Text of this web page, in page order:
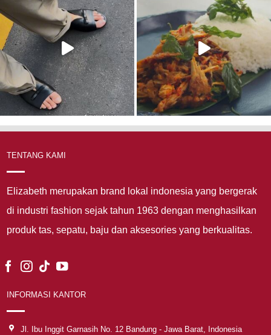
TENTANG KAMI
Elizabeth merupakan brand lokal indonesia yang bergerak
di industri fashion sejak tahun 1963 dengan menghasilkan
produk tas, sepatu, baju dan aksesories yang berkualitas.
INFORMASI KANTOR
Jl. Ibu Inggit Garnasih No. 12 Bandung - Jawa Barat, Indonesia